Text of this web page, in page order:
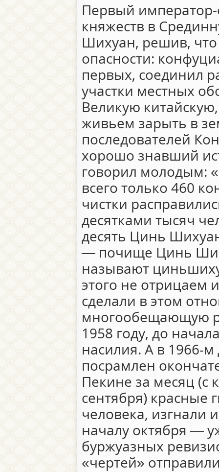
Первый
княжеств в
Шихуан, решив, что
опасности:
первых, соединил
участки местных
Великую
живьем зарыть в
последователей
хорошо знавший
говорил молодым:
всего только 460
чистки
десятками тысяч
десять Цинь
— почище Цинь
называют
этого не отрицаем
сделали в этом
многообещающую
1958 году, до
насилия. А в 1966-
посрамлен
Пекине за месяц (с
сентября) красные
человека, изгнали
началу октября —
буржуазных
«чертей»